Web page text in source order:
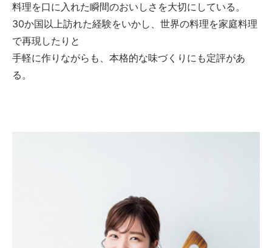
料理を口に入れた瞬間のおいしさを大切にしている。
30か国以上訪れた経験をいかし、世界の料理を家庭料理
で再現したりと
手軽に作りながらも、本格的な味づくりにも定評があ
る。